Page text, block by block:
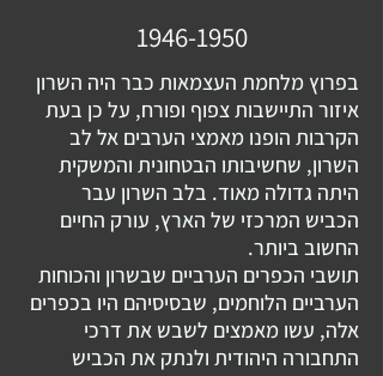
1946-1950
בפרוץ מלחמת העצמאות כבר היה השרון
איזור התיישבות צפוף ופורח, על כן בעת
הקרבות הופנו מאמצי הערבים אל לב
השרון, שחשיבותו הבטחונית והמשקית
היתה גדולה מאוד. בלב השרון עבר
הכביש המרכזי של הארץ, עורק החיים
החשוב ביותר.
תושבי הכפרים הערביים שבשרון והכוחות
הערביים הלוחמים, שבסיסיהם היו בכפרים
אלה, עשו מאמצים לשבש את דרכי
התחבורה היהודית ולנתק את הכביש